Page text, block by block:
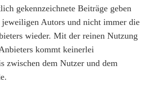
gekennzeichnete Beiträge geben
Autors und nicht immer die
wieder. Mit der reinen Nutzung
kommt keinerlei
zwischen dem Nutzer und dem